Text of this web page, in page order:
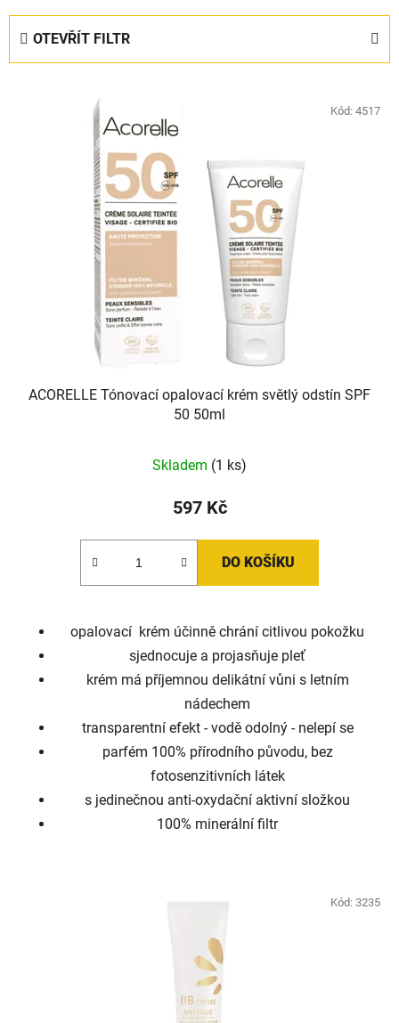
OTEVŘÍT FILTR
ACORELLE Tónovací opalovací krém světlý odstín SPF
50 50ml
Skladem (1 ks)
597 Kč
DO KOŠÍKU
opalovací krém účinně chrání citlivou pokožku
sjednocuje a projasňuje pleť
krém má příjemnou delikátní vůni s letním
nádechem
transparentní efekt - vodě odolný - nelepí se
parfém 100% přírodního původu, bez
fotosenzitivních látek
s jedinečnou anti-oxydační aktivní složkou
100% minerální filtr
Kód: 4517
Kód: 3235